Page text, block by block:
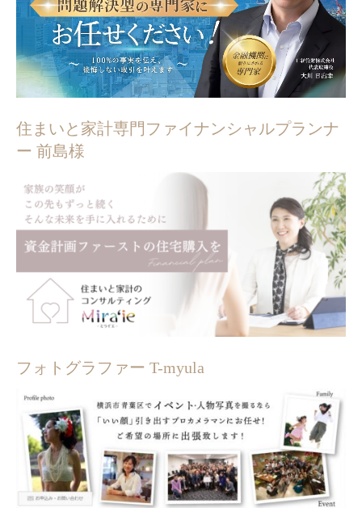
住まいと家計専門ファイナンシャルプランナ
ー 前島様
フォトグラファー T-myula